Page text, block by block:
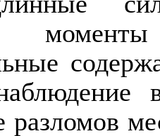
разломов